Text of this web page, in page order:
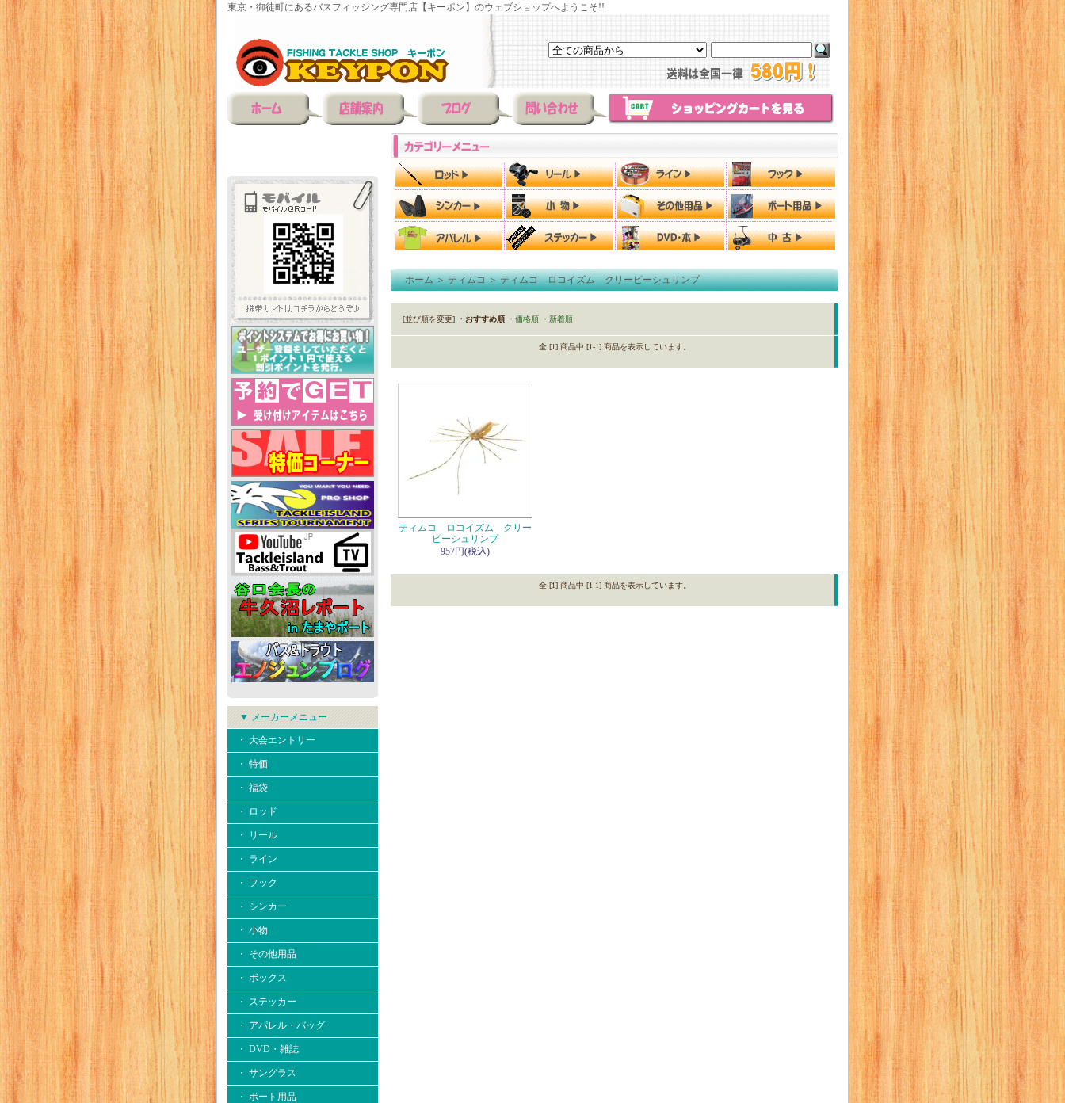
東京・御徒町にあるバスフィッシング専門店【キーポン】のウェブショップへようこそ!!
▼ メーカーメニュー
・ 大会エントリー
・ 特価
・ 福袋
・ ロッド
・ リール
・ ライン
・ フック
・ シンカー
・ 小物
・ その他用品
・ ボックス
・ ステッカー
・ アパレル・バッグ
・ DVD・雑誌
・ サングラス
・ ボート用品
ホーム＞ティムコ＞ティムコ ロコイズム クリーピーシュリンプ
[並び順を変更] ・おすすめ順 ・価格順 ・新着順
全 [1] 商品中 [1-1] 商品を表示しています。
ティムコ ロコイズム クリー
ピーシュリンプ
957円(税込)
全 [1] 商品中 [1-1] 商品を表示しています。